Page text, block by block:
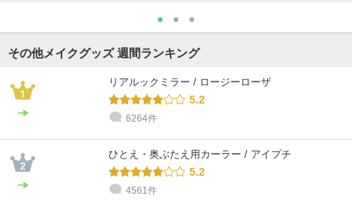
その他メイクグッズ 週間ランキング
リアルックミラー / ロージーローザ
5.2
6264件
ひとえ・奥ぶたえ用カーラー / アイプチ
5.2
4561件